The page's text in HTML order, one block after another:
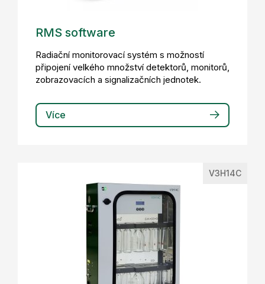
RMS software
Radiační monitorovací systém s možností
připojení velkého množství detektorů, monitorů,
zobrazovacích a signalizačních jednotek.
Více
V3H14C